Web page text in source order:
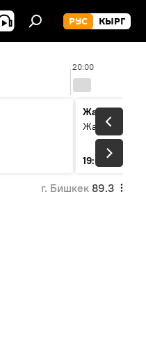
РУС КЫРГ
20:00
Жаңылыктар
19:01 5 мин
г. Бишкек 89.3